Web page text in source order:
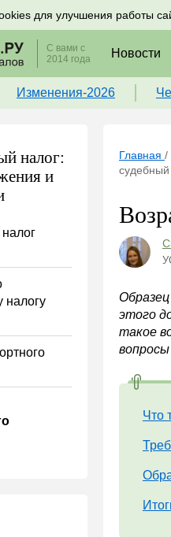
для улучшения работы
по налогам, учету и
С вами с
2014 года
Новости
Изменения-2026
налог:
и
налогу
Главная /
судебный
этого
такое
Что